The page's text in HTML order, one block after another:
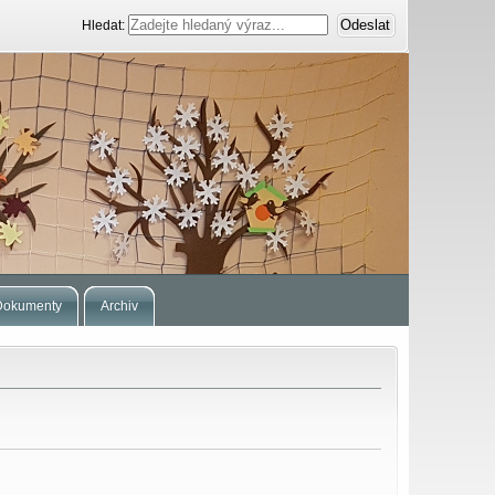
Hledat:
Archiv